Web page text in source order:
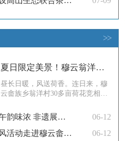
>>
夏日限定美景！穆云翁洋的荷花全开了！
昼长日暖，风送荷香。连日来，穆
云畲族乡翁洋村30多亩荷花竞相绽
而立，清风裹挟淡淡荷香，花间青
石步道蜿蜒延伸，仿古石桥、荷花
主题彩绘墙与满池繁花相映成趣，
穆云虎头村：端午韵味浓 非遗展风采
06-12
福安市文艺界采风活动走进穆云畲族乡里楼村
06-12